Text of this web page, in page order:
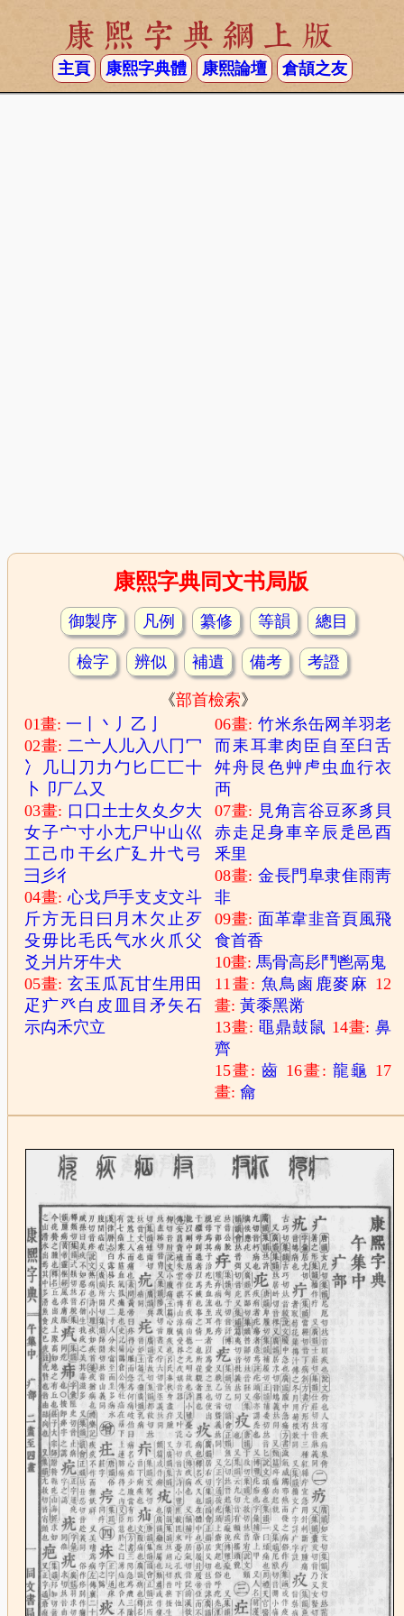
康熙字典網上版
主頁 康熙字典體 康熙論壇 倉頡之友
康熙字典同文书局版
御製序 凡例 纂修 等韻 總目
檢字 辨似 補遺 備考 考證
《部首檢索》
01畫:一 丶 丿 乙
02畫:二亠 人 儿入 八 冂冖
冫
几 凵 刀 力 勹 匕 匚匸十
卜
卩厂厶 又
03畫: 口 囗 土士夂 夊 夕大
女子宀寸小尢尸 屮 山巛
工 己 巾 干幺 广廴廾弋弓
彐 彡彳
04畫:心戈 戶手支 攴文斗
斤方无 日 曰 月木 欠止 歹
殳毋 比毛 氏气水 火 爪父
爻 爿 片牙牛犬
05畫:玄玉 瓜瓦甘生用 田
疋 疒癶 白 皮 目矛 矢石
示禸禾穴立
06畫: 竹米糸缶网 羊羽老
而耒耳聿肉 臣 自 至 臼舌
舛舟 艮色艸 虍 虫 血行衣
襾
07畫: 見角言谷豆豕豸 貝
赤走 足身車辛辰 辵 邑酉
釆里
08畫: 金長門 阜隶隹雨靑
非
09畫: 面革韋韭音頁風飛
食首香
10畫:馬骨高髟 鬥鬯鬲 鬼
11畫: 魚鳥 鹵 鹿麥 麻 12
畫:黃黍黑黹
13畫: 黽鼎鼓鼠 14畫:鼻
齊
15畫:齒 16畫:龍龜 17
畫:龠